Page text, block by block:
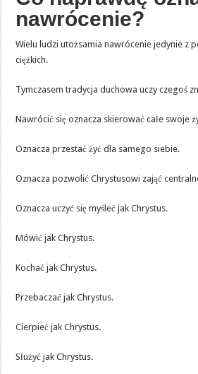
nawrócenie?
Wielu ludzi utożsamia nawrócenie jedynie z
ciężkich.
Tymczasem tradycja duchowa uczy czegoś
Nawrócić się oznacza skierować całe swoje
Oznacza przestać żyć dla samego siebie.
Oznacza pozwolić Chrystusowi zająć
Oznacza uczyć się myśleć jak Chrystus.
Mówić jak Chrystus.
Kochać jak Chrystus.
Przebaczać jak Chrystus.
Cierpieć jak Chrystus.
Służyć jak Chrystus.